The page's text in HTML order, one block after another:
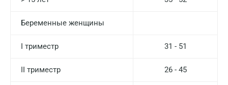
Беременные женщины
I триместр 31 - 51
II триместр 26 - 45
Москва